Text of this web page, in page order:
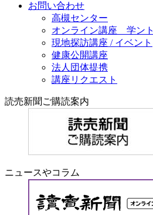
お問い合わせ
高槻センター
オンライン講座 学ント
現地探訪講座 / イベント
健康公開講座
法人団体提携
講座リクエスト
読売新聞ご購読案内
ニュースやコラム